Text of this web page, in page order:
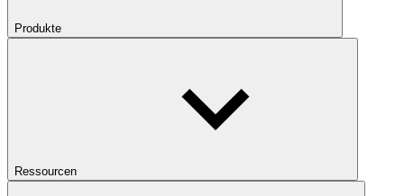
Produkte
Ressourcen